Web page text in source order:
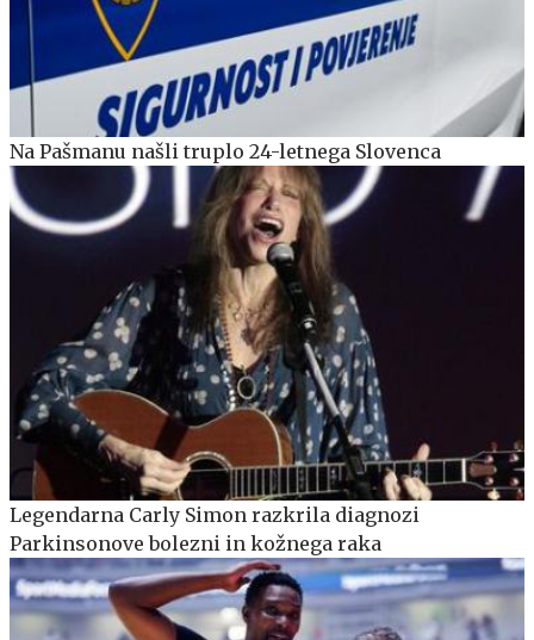
Na Pašmanu našli truplo 24-letnega Slovenca
Legendarna Carly Simon razkrila diagnozi
Parkinsonove bolezni in kožnega raka